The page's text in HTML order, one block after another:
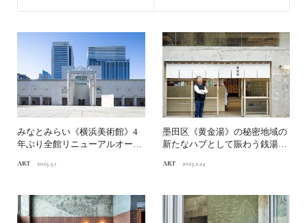
みなとみらい《横浜美術館》4
年ぶり全館リニューアルオープ
ART 2025.3.1
墨田区《黄金湯》の秘密地域の
新たなハブとして賑わう銭湯｜
ART 2025.2.24